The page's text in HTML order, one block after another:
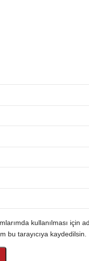
kullanılması için
bu tarayıcıya kaydedilsin.